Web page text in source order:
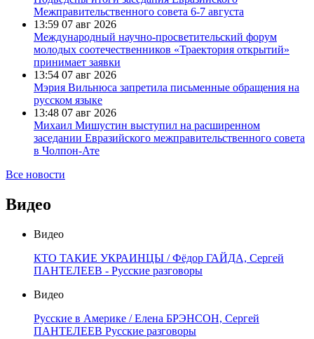
Межправительственного совета 6-7 августа
13:59 07 авг 2026
Международный научно-просветительский форум
молодых соотечественников «Траектория открытий»
принимает заявки
13:54 07 авг 2026
Мэрия Вильнюса запретила письменные обращения на
русском языке
13:48 07 авг 2026
Михаил Мишустин выступил на расширенном
заседании Евразийского межправительственного совета
в Чолпон-Ате
Все новости
Видео
Видео
КТО ТАКИЕ УКРАИНЦЫ / Фёдор ГАЙДА, Сергей
ПАНТЕЛЕЕВ - Русские разговоры
Видео
Русские в Америке / Елена БРЭНСОН, Сергей
ПАНТЕЛЕЕВ Русские разговоры